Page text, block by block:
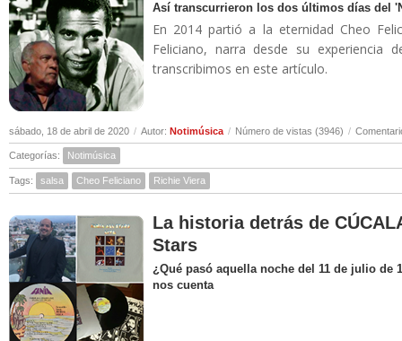
Así transcurrieron los dos últimos días del
En 2014 partió a la eternidad Cheo
Feliciano, narra desde su experiencia
transcribimos en este artículo.
sábado, 18 de abril de 2020 / Autor: Notimúsica / Número de vistas (3946) /
Categorías: Notimúsica
Tags: salsa Cheo Feliciano Richie Viera
La historia detrás de
Stars
¿Qué pasó aquella noche del 11 de julio de
nos cuenta